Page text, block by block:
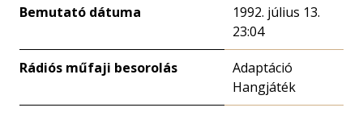
Bemutató dátuma
1992. július 13.
23:04
Rádiós műfaji besorolás
Adaptáció
Hangjáték